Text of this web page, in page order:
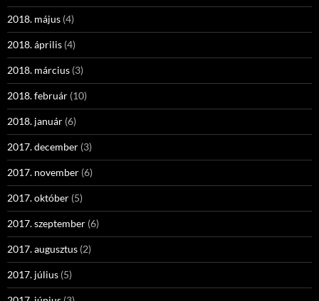
2018. május (4)
2018. április (4)
2018. március (3)
2018. február (10)
2018. január (6)
2017. december (3)
2017. november (6)
2017. október (5)
2017. szeptember (6)
2017. augusztus (2)
2017. július (5)